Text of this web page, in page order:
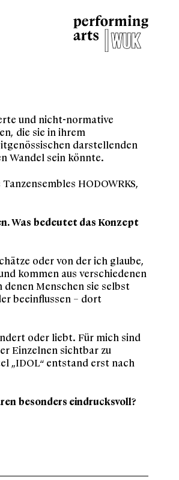
und nicht-normative
die sie in ihrem
darstellenden
Wandel sein könnte.
HODOWRKS,
Was bedeutet das Konzept
oder von der ich glaube,
kommen aus verschiedenen
Menschen sie selbst
beeinflussen – dort
oder liebt. Für mich sind
Einzelnen sichtbar zu
„IDOL“ entstand erst nach
besonders eindrucksvoll?